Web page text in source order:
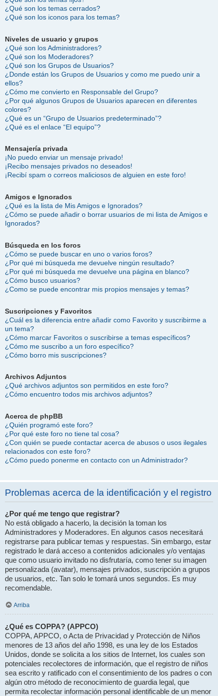
¿Qué son los temas cerrados?
¿Qué son los iconos para los temas?
Niveles de usuario y grupos
¿Qué son los Administradores?
¿Qué son los Moderadores?
¿Qué son los Grupos de Usuarios?
¿Donde están los Grupos de Usuarios y como me puedo unir a
ellos?
¿Cómo me convierto en Responsable del Grupo?
¿Por qué algunos Grupos de Usuarios aparecen en diferentes
colores?
¿Qué es un “Grupo de Usuarios predeterminado”?
¿Qué es el enlace “El equipo”?
Mensajería privada
¡No puedo enviar un mensaje privado!
¡Recibo mensajes privados no deseados!
¡Recibí spam o correos maliciosos de alguien en este foro!
Amigos e Ignorados
¿Qué es la lista de Mis Amigos e Ignorados?
¿Cómo se puede añadir o borrar usuarios de mi lista de Amigos e
Ignorados?
Búsqueda en los foros
¿Cómo se puede buscar en uno o varios foros?
¿Por qué mi búsqueda me devuelve ningún resultado?
¿Por qué mi búsqueda me devuelve una página en blanco?
¿Cómo busco usuarios?
¿Como se puede encontrar mis propios mensajes y temas?
Suscripciones y Favoritos
¿Cuál es la diferencia entre añadir como Favorito y suscribirme a
un tema?
¿Cómo marcar Favoritos o suscribirse a temas específicos?
¿Cómo me suscribo a un foro específico?
¿Cómo borro mis suscripciones?
Archivos Adjuntos
¿Qué archivos adjuntos son permitidos en este foro?
¿Cómo encuentro todos mis archivos adjuntos?
Acerca de phpBB
¿Quién programó este foro?
¿Por qué este foro no tiene tal cosa?
¿Con quién se puede contactar acerca de abusos o usos ilegales
relacionados con este foro?
¿Cómo puedo ponerme en contacto con un Administrador?
Problemas acerca de la identificación y el registro
¿Por qué me tengo que registrar?
No está obligado a hacerlo, la decisión la toman los
Administradores y Moderadores. En algunos casos necesitará
registrarse para publicar temas y respuestas. Sin embargo, estar
registrado le dará acceso a contenidos adicionales y/o ventajas
que como usuario invitado no disfrutaría, como tener su imagen
personalizada (avatar), mensajes privados, suscripción a grupos
de usuarios, etc. Tan solo le tomará unos segundos. Es muy
recomendable.
Arriba
¿Qué es COPPA? (APPCO)
COPPA, APPCO, o Acta de Privacidad y Protección de Niños
menores de 13 años del año 1998, es una ley de los Estados
Unidos, donde se solicita a los sitios de Internet, los cuales son
potenciales recolectores de información, que el registro de niños
sea escrito y ratificado con el consentimiento de los padres o con
algún otro método de reconocimiento de guardia legal, que
permita recolectar información personal identificable de un menor